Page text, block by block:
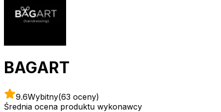
BAGART
9.6Wybitny(63 oceny)
Średnia ocena produktu wykonawcy